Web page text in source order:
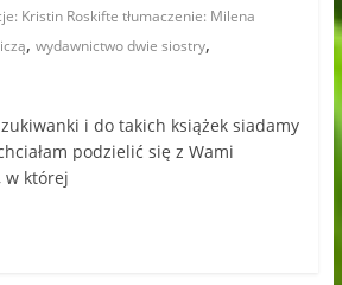
Kristin Roskifte tłumaczenie: Milena
, wydawnictwo dwie siostry,
i do takich książek siadamy
podzielić się z Wami
w której